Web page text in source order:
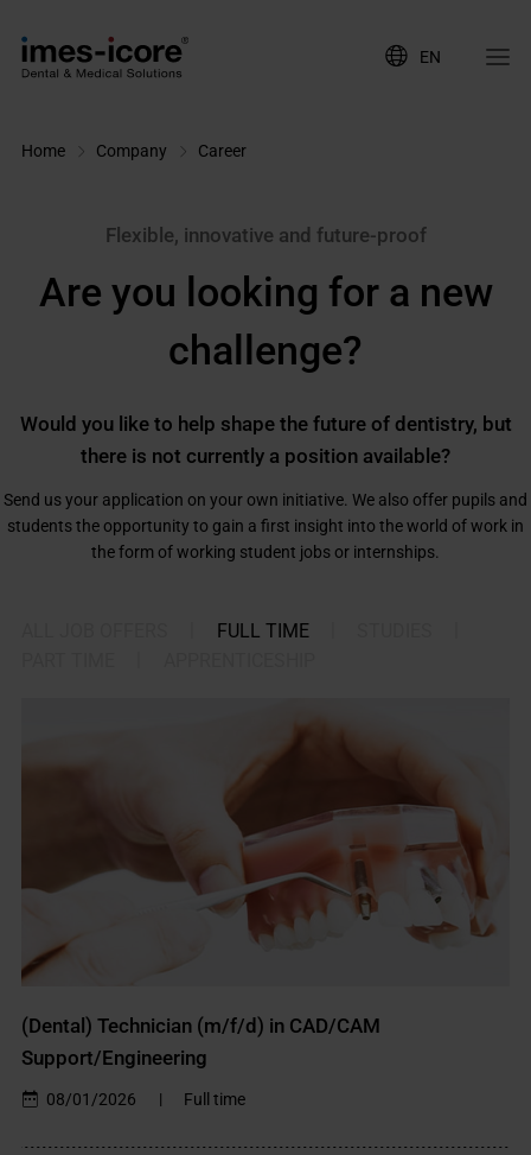
EN
Home Company Career
Flexible, innovative and future-proof
Are you looking for a new
challenge?
Would you like to help shape the future of dentistry, but
there is not currently a position available?
Send us your application on your own initiative. We also offer pupils and
students the opportunity to gain a first insight into the world of work in
the form of working student jobs or internships.
FULL TIME
(Dental) Technician (m/f/d) in CAD/CAM
Support/Engineering
08/01/2026 | Full time